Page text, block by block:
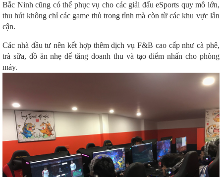
Bắc Ninh cũng có thể phục vụ cho các giải đấu eSports quy mô lớn,
thu hút không chỉ các game thủ trong tỉnh mà còn từ các khu vực lân
cận.
Các nhà đầu tư nên kết hợp thêm dịch vụ F&B cao cấp như cà phê,
trà sữa, đồ ăn nhẹ để tăng doanh thu và tạo điểm nhấn cho phòng
máy.